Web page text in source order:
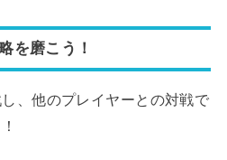
を磨こう！
、他のプレイヤーとの対戦で